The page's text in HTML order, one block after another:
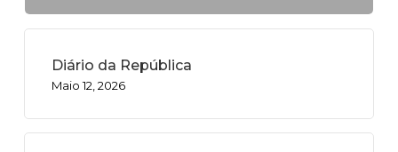
Diário da República
Maio 12, 2026